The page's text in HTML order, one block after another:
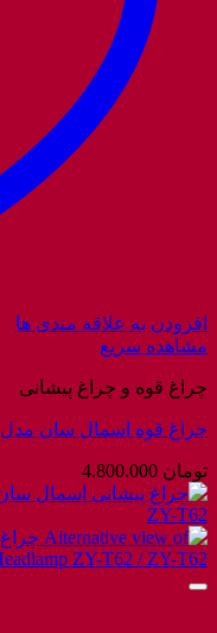
افزودن به علاقه مندی ها
مشاهده سریع
چراغ قوه و چراغ پیشانی
چراغ قوه اسمال سان مدل ZY-T۲۲۹
تومان